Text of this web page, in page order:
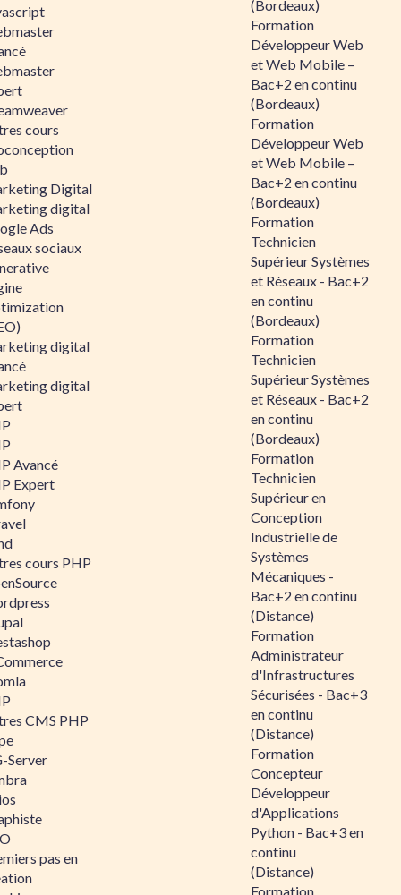
cours
Digital
digital
Ads
sociaux
digital
digital
Avancé
Expert
cours PHP
CMS PHP
Server
pas en
(Bordeaux)
Formation
Développeur Web
et Web Mobile –
Bac+2 en continu
(Bordeaux)
Formation
Développeur Web
et Web Mobile –
Bac+2 en continu
(Bordeaux)
Formation
Technicien
Supérieur Systèmes
et Réseaux - Bac+2
en continu
(Bordeaux)
Formation
Technicien
Supérieur Systèmes
et Réseaux - Bac+2
en continu
(Bordeaux)
Formation
Technicien
Supérieur en
Conception
Industrielle de
Systèmes
Mécaniques -
Bac+2 en continu
(Distance)
Formation
Administrateur
d'Infrastructures
Sécurisées - Bac+3
en continu
(Distance)
Formation
Concepteur
Développeur
d'Applications
Python - Bac+3 en
continu
(Distance)
Formation